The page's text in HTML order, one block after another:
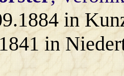
in
in